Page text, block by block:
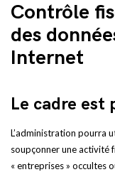
Contrôle
des
Internet
Le cadre est
L’administration pourra
soupçonner une activité
« entreprises » occultes